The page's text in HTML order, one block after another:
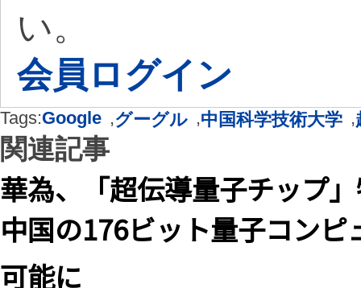
い。
会員ログイン
Tags:Google ,グーグル ,中国科学技術大学 ,
関連記事
華為、「超伝導量子チップ
中国の176ビット量子コン
可能に